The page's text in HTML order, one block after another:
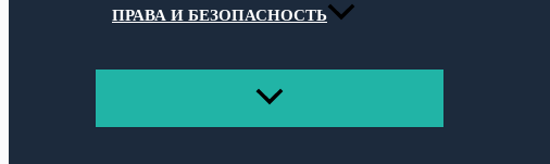
ПРАВА И БЕЗОПАСНОСТЬ
ПЕРЕКЛЮЧАТЕЛЬ